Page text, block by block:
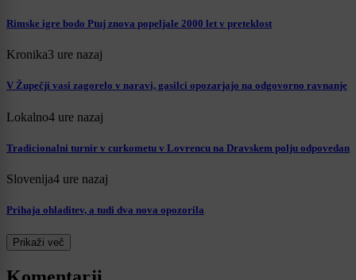
Rimske igre bodo Ptuj znova popeljale 2000 let v preteklost
Kronika3 ure nazaj
V Župečji vasi zagorelo v naravi, gasilci opozarjajo na odgovorno ravnanje
Lokalno4 ure nazaj
Tradicionalni turnir v curkometu v Lovrencu na Dravskem polju odpovedan
Slovenija4 ure nazaj
Prihaja ohladitev, a tudi dva nova opozorila
Prikaži več